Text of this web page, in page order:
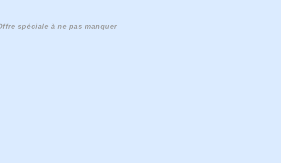
spéciale à ne pas manquer